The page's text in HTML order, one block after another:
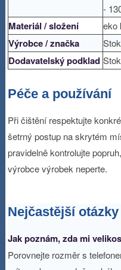
-
Materiál / složení eko
Výrobce / značka
Dodavatelský podklad
Péče a používání
Při čištění respektujte
šetrný postup na skrytém
pravidelně kontrolujte
výrobce výrobek neperte.
Nejčastější
Jak poznám, zda mi
Porovnejte rozměr s